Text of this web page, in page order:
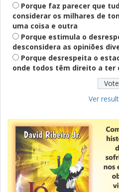
Definido
PT lança
ao governo de
Fies: pré-
para
Novidade
CNPJ
nesta sexta
Porque faz parecer que
considerar os milhares de
uma coisa e outra
Porque estimula o
desconsidera as opiniões
Porque desrespeita o
onde todos têm direito a ter
Ver